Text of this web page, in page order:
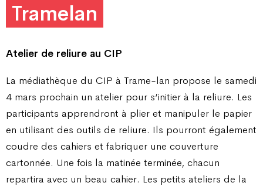
Tramelan
Atelier de reliure au CIP
La médiathèque du CIP à Trame-lan propose le samedi
4 mars prochain un atelier pour s’initier à la reliure. Les
participants apprendront à plier et manipuler le papier
en utilisant des outils de reliure. Ils pourront également
coudre des cahiers et fabriquer une couverture
cartonnée. Une fois la matinée terminée, chacun
repartira avec un beau cahier. Les petits ateliers de la